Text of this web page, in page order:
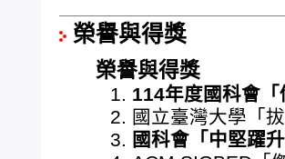
榮譽與得獎
榮譽與得獎
114年度國科會
國立臺灣大學「
國科會「中堅躍